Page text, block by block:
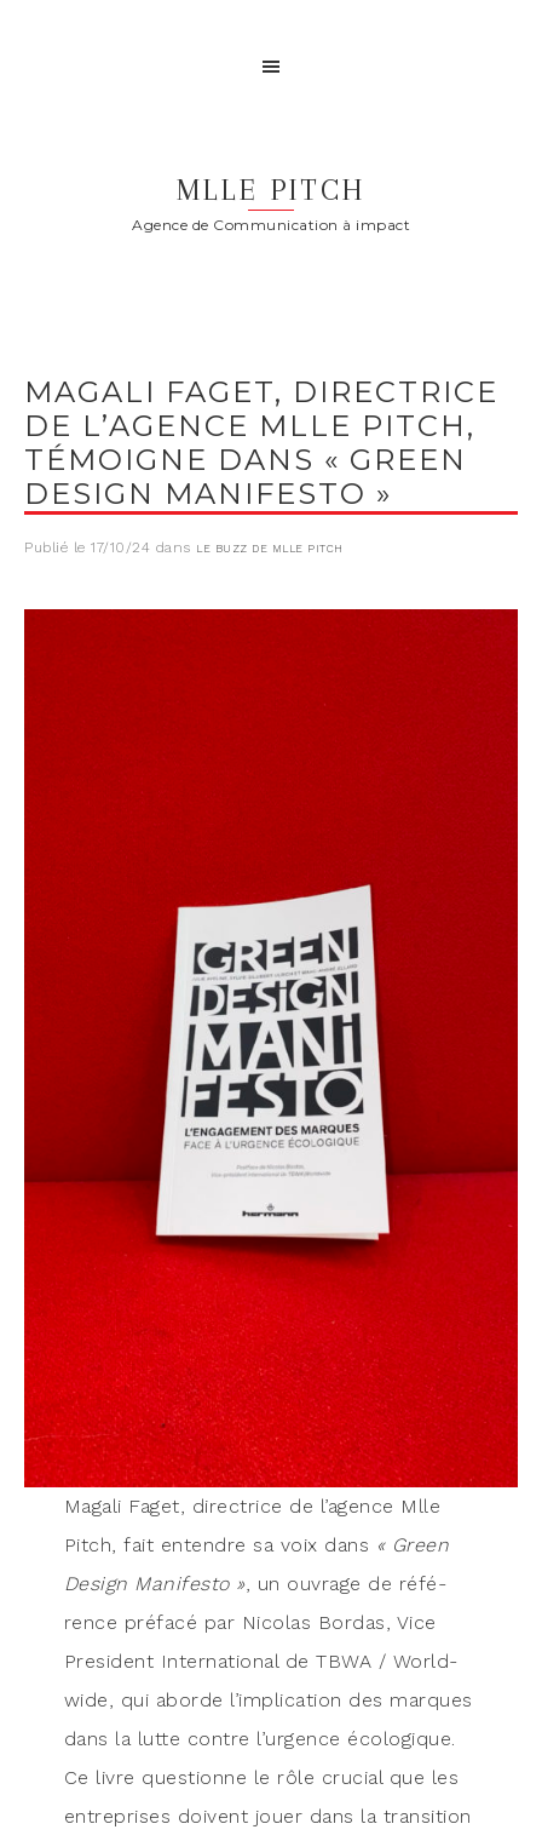
MLLE PITCH
Agence de Communication à impact
MAGALI FAGET, DIRECTRICE
DE L’AGENCE MLLE PITCH,
TÉMOIGNE DANS « GREEN
DESIGN MANIFESTO »
Publié le 17/10/24 dans LE BUZZ DE MLLE PITCH
Maga­li Faget, direc­trice de l’agence Mlle
Pitch, fait entendre sa voix dans « Green
Desi­gn Mani­fes­to », un ouvrage de réfé­
rence pré­fa­cé par Nico­las Bor­das, Vice
Pre­sident Inter­na­tio­nal de TBWA / World­
wide, qui aborde l’implication des marques
dans la lutte contre l’urgence éco­lo­gique.
Ce livre ques­tionne le rôle cru­cial que les
entre­prises doivent jouer dans la tran­si­tion